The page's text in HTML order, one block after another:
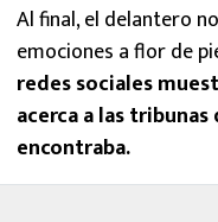
Al final, el delantero
emociones a flor de
redes sociales
acerca a las
encontraba.